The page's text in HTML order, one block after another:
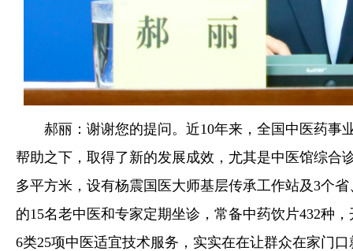
郝丽：谢谢您的提问。近10年来，全国中医药事
帮助之下，取得了新的发展成效，尤其是中医馆综合
多平方米，设有杨震国医大师基层传承工作站及3个
的15名老中医和专家定期坐诊，常备中药饮片432种
6类25项中医适宜技术服务，实实在在让群众在家门